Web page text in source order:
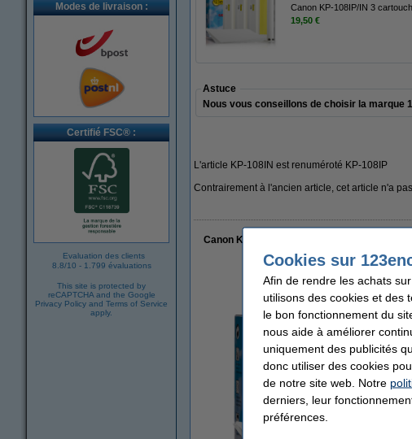
Modes de livraison :
Certifié FSC® :
Evaluation des clients
8.8/10 - 1.799 évaluations
This site is protected by
reCAPTCHA and the Google
Privacy Policy and Terms of Service
apply.
Canon KP-108IP/IN 3
19,50 €
Astuce
Nous vous conseillons de choisir la marque
L'article KP-108IN est renuméroté KP-108IP
Contrairement à l'ancien article, cet article n'a
Canon KP-108IP/IN 3 cartouches d'encre +
Cookies sur
Afin de rendre les achats
utilisons des cookies et des
le bon fonctionnement du
nous aide à améliorer
uniquement des publicités
donc utiliser des cookies
de notre site web. Notre
derniers, leur
préférences.